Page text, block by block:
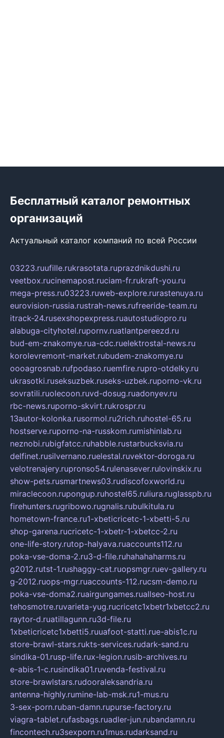
Бесплатный каталог ремонтных
организаций
Актуальный каталог компаний по всей России
03223.ruufille.rukrasotata.ruprazdnikdushi.ru
veetbox.rucinemapost.ruciam-fr.rukraft-you.ru
mega-press.ru03223.ruweb-explore.rurastenuya.ru
eurovision-russia.rustrah-news.rufreeride-team.ru
itrack-24.rusexshopexpress.ruautostudiopro.ru
alabuga-cityhotel.rupornv.ruatlantpereezd.ru
bud-em-znakomye.rua-cdc.ruelektrostal-news.ru
korolevremont-market.rubudem-znakomye.ru
oooagrosnab.rufpodaso.ruemfire.rupro-otdelky.ru
ukrasotki.ruseksuzbek.ruseks-uzbek.ruporno-vk.ru
sovratili.ruolecoon.ruvd-dosug.ruadonyev.ru
rbc-news.ruporno-skvirt.rukrospr.ru
13autor-kolonka.rusormol.ru2rich.ruhostel-65.ru
hostserve.ruporno-na-russkom.rumishinlab.ru
neznobi.rubigfatcc.ruhabble.rustarbucksvia.ru
delfinet.rusilvernano.ruelestal.ruvektor-doroga.ru
velotrenajery.rupronso54.rulenasever.rulovinskix.ru
show-pets.rusmartnews03.rudiscofoxworld.ru
miraclecoon.rupongup.ruhostel65.ruliura.ruglasspb.ru
firehunters.rugribowo.rugnalis.rubulkitula.ru
hometown-france.ru1-xbeticricetc-1-xbetti-5.ru
shop-garena.rucricetc-1-xbetr-1-xbetcc-2.ru
one-life-story.rutop-halyava.ruaccounts112.ru
poka-vse-doma-2.ru3-d-file.ruhahahaharms.ru
g2012.rutst-1.rushaggy-cat.ruopsmgr.ruev-gallery.ru
g-2012.ruops-mgr.ruaccounts-112.rucsm-demo.ru
poka-vse-doma2.ruairgungames.ruallseo-host.ru
tehosmotre.ruvarieta-yug.rucricetc1xbetr1xbetcc2.ru
raytor-d.ruatillagunn.ru3d-file.ru
1xbeticricetc1xbetti5.ruuafoot-statti.rue-abis1c.ru
store-brawl-stars.rukts-services.rudark-sand.ru
sindika-01.rusp-life.rux-legion.rusib-archives.ru
e-abis-1-c.rusindika01.ruvenda-festival.ru
store-brawlstars.rudooraleksandria.ru
antenna-highly.rumine-lab-msk.ru1-mus.ru
3-sex-porn.ruban-damn.rupurse-factory.ru
viagra-tablet.rufasbags.ruadler-jun.rubandamn.ru
fincontech.ru3sexporn.ru1mus.rudarksand.ru